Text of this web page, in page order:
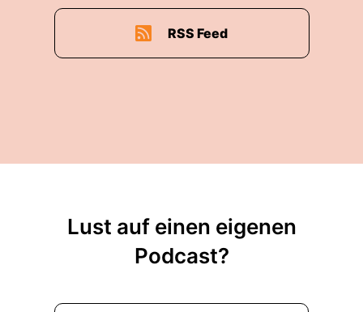
RSS Feed
Lust auf einen eigenen
Podcast?